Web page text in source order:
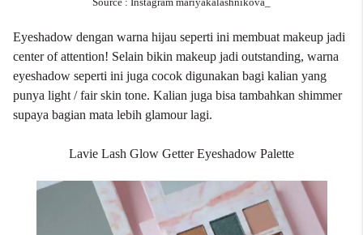
Eyeshadow dengan warna hijau seperti ini membuat makeup jadi
center of attention! Selain bikin makeup jadi outstanding, warna
eyeshadow seperti ini juga cocok digunakan bagi kalian yang
punya light / fair skin tone. Kalian juga bisa tambahkan shimmer
supaya bagian mata lebih glamour lagi.
Lavie Lash Glow Getter Eyeshadow Palette